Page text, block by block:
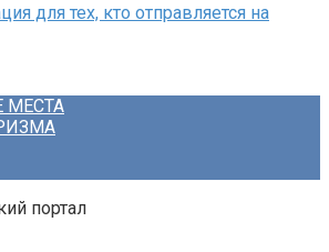
для тех, кто отправляется на
МЕСТА
портал